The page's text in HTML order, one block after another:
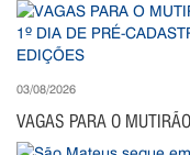
03/08/2026
VAGAS PARA O